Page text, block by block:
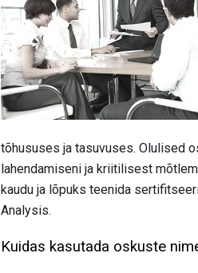
tõhususes ja tasuvuses. Olulised
lahendamiseni ja kriitilisest
kaudu ja lõpuks teenida
Analysis.
Kuidas kasutada oskuste